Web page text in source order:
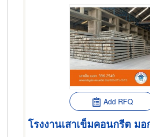
Add RFQ
โรงงานเสาเข็มคอนกรีต มอ